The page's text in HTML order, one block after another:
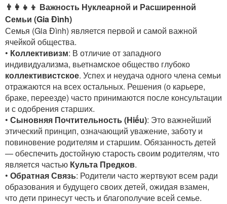
👨‍👩‍👧‍👦 Важность Нуклеарной и Расширенной
Семьи (Gia Đình)
Семья (Gia Đình) является первой и самой важной
ячейкой общества.
• Коллективизм: В отличие от западного
индивидуализма, вьетнамское общество глубоко
коллективистское. Успех и неудача одного члена семьи
отражаются на всех остальных. Решения (о карьере,
браке, переезде) часто принимаются после консультации
и с одобрения старших.
• Сыновняя Почтительность (Hiếu): Это важнейший
этический принцип, означающий уважение, заботу и
повиновение родителям и старшим. Обязанность детей
— обеспечить достойную старость своим родителям, что
является частью Культа Предков.
• Обратная Связь: Родители часто жертвуют всем ради
образования и будущего своих детей, ожидая взамен,
что дети принесут честь и благополучие всей семье.